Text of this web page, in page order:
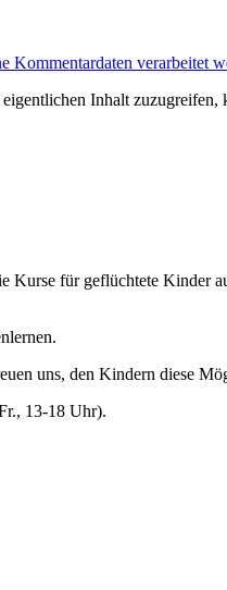
Kommentardaten verarbeitet
Inhalt zuzugreifen,
für geflüchtete Kinder
uns, den Kindern diese
13-18 Uhr).